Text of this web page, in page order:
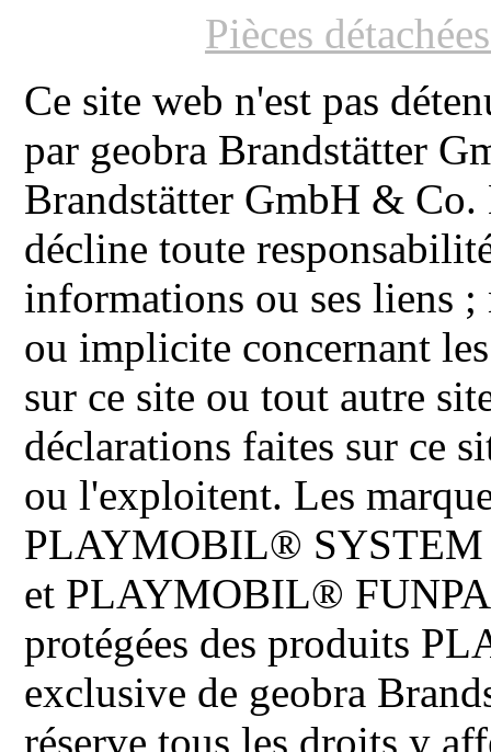
Pièces
Ce site web n'est pas
par geobra Brandstätter
Brandstätter GmbH & Co.
décline toute
informations ou ses liens ;
ou implicite concernant
sur ce site ou tout autre
déclarations faites sur ce
ou l'exploitent. Les
PLAYMOBIL®
et PLAYMOBIL®
protégées des produits
exclusive de geobra
réserve tous les droits y